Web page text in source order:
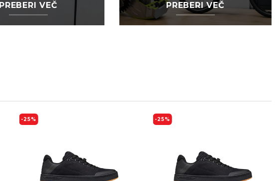
PREBERI VEČ PREBERI VEČ
-25% -25%